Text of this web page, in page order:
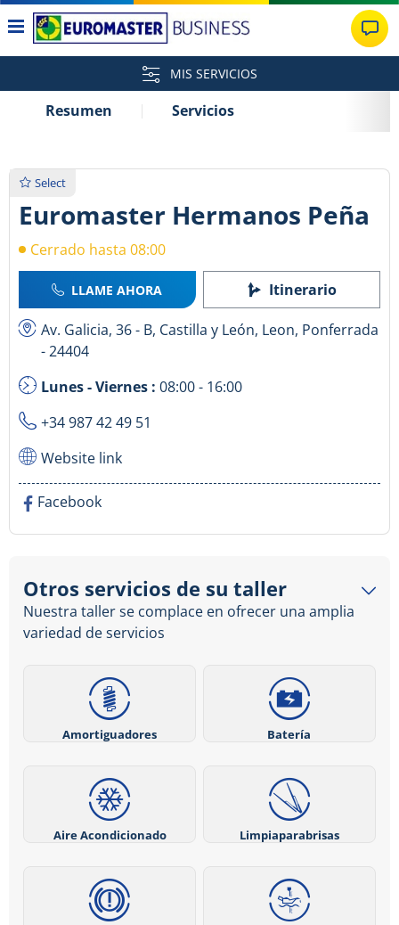
MIS SERVICIOS
Resumen Servicios
Select
Euromaster Hermanos Peña
Cerrado hasta 08:00
LLAME AHORA Itinerario
Av. Galicia, 36 - B, Castilla y León, Leon, Ponferrada
- 24404
Lunes - Viernes : 08:00 - 16:00
+34 987 42 49 51
Website link
Facebook
Otros servicios de su taller
Nuestra taller se complace en ofrecer una amplia
variedad de servicios
Amortiguadores Batería
Aire Acondicionado Limpiaparabrisas